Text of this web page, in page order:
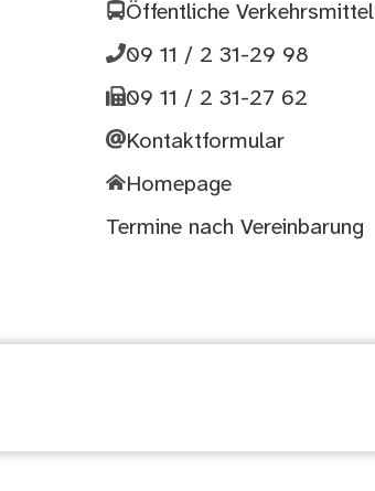
Öffentliche Verkehrsmittel
09 11 / 2 31-29 98
09 11 / 2 31-27 62
Kontaktformular
Homepage
Termine nach Vereinbarung